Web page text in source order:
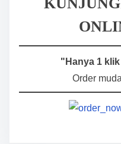
"Hanya 1
Order